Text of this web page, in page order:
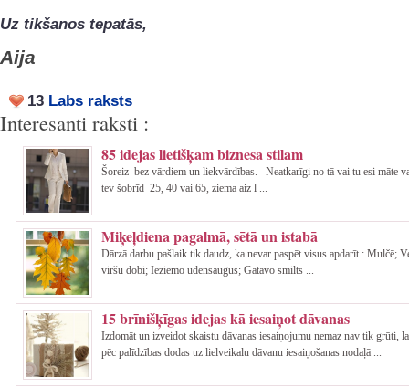
Uz tikšanos tepatās,
Aija
13 Labs raksts
Interesanti raksti :
85 idejas lietišķam biznesa stilam
Šoreiz bez vārdiem un liekvārdības. Neatkarīgi no tā vai tu esi māte
tev šobrīd 25, 40 vai 65, ziema aiz l ...
Miķeļdiena pagalmā, sētā un istabā
Dārzā darbu pašlaik tik daudz, ka nevar paspēt visus apdarīt : Mulčē;
viršu dobi; Ieziemo ūdensaugus; Gatavo smilts ...
15 brīnišķīgas idejas kā iesaiņot dāvanas
Izdomāt un izveidot skaistu dāvanas iesaiņojumu nemaz nav tik grūti,
pēc palīdzības dodas uz lielveikalu dāvanu iesaiņošanas nodaļā ...